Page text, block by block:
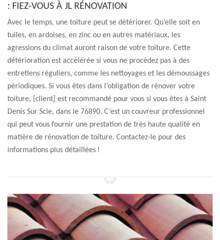
: FIEZ-VOUS À JL RÉNOVATION
Avec le temps, une toiture peut se détériorer. Qu’elle soit en
tuiles, en ardoises, en zinc ou en autres matériaux, les
agressions du climat auront raison de votre toiture. Cette
détérioration est accélérée si vous ne procédez pas à des
entretiens réguliers, comme les nettoyages et les démoussages
périodiques. Si vous êtes dans l’obligation de rénover votre
toiture, {client] est recommandé pour vous si vous êtes à Saint
Denis Sur Scie, dans le 76890. C’est un couvreur professionnel
qui peut vous fournir une prestation de très haute qualité en
matière de rénovation de toiture. Contactez-le pour des
informations plus détaillées !